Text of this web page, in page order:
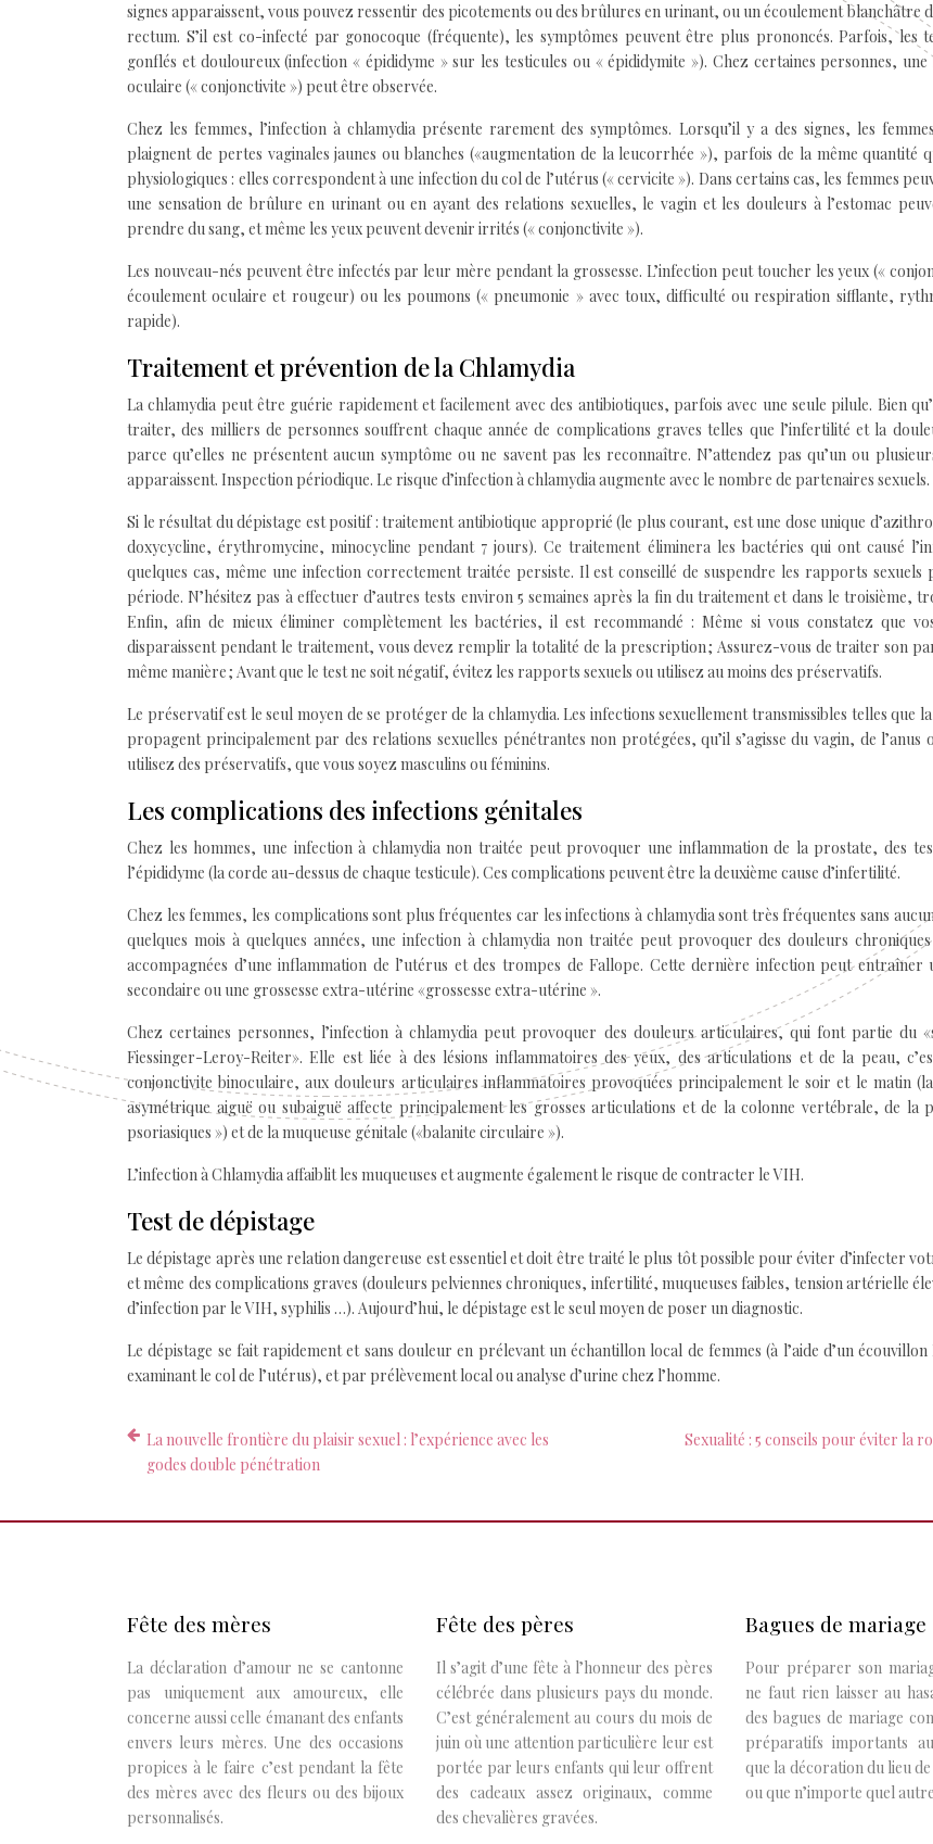
signes apparaissent, vous pouvez ressentir des picotements ou des brûlures en urinant, ou un écoulement blanchâtre
rectum. S’il est co-infecté par gonocoque (fréquente), les symptômes peuvent être plus prononcés. Parfois, les
gonflés et douloureux (infection « épididyme » sur les testicules ou « épididymite »). Chez certaines personnes,
oculaire (« conjonctivite ») peut être observée.
Chez les femmes, l’infection à chlamydia présente rarement des symptômes. Lorsqu’il y a des signes, les
plaignent de pertes vaginales jaunes ou blanches («augmentation de la leucorrhée »), parfois de la même quantité
physiologiques : elles correspondent à une infection du col de l’utérus (« cervicite »). Dans certains cas, les femmes
une sensation de brûlure en urinant ou en ayant des relations sexuelles, le vagin et les douleurs à l’estomac
prendre du sang, et même les yeux peuvent devenir irrités (« conjonctivite »).
Les nouveau-nés peuvent être infectés par leur mère pendant la grossesse. L’infection peut toucher les yeux («
écoulement oculaire et rougeur) ou les poumons (« pneumonie » avec toux, difficulté ou respiration sifflante,
rapide).
Traitement et prévention de la Chlamydia
La chlamydia peut être guérie rapidement et facilement avec des antibiotiques, parfois avec une seule pilule. Bien
traiter, des milliers de personnes souffrent chaque année de complications graves telles que l’infertilité et la
parce qu’elles ne présentent aucun symptôme ou ne savent pas les reconnaître. N’attendez pas qu’un ou
apparaissent. Inspection périodique. Le risque d’infection à chlamydia augmente avec le nombre de partenaires sexuels.
Si le résultat du dépistage est positif : traitement antibiotique approprié (le plus courant, est une dose unique
doxycycline, érythromycine, minocycline pendant 7 jours). Ce traitement éliminera les bactéries qui ont causé
quelques cas, même une infection correctement traitée persiste. Il est conseillé de suspendre les rapports sexuels
période. N’hésitez pas à effectuer d’autres tests environ 5 semaines après la fin du traitement et dans le troisième,
Enfin, afin de mieux éliminer complètement les bactéries, il est recommandé : Même si vous constatez que
disparaissent pendant le traitement, vous devez remplir la totalité de la prescription ; Assurez-vous de traiter son
même manière ; Avant que le test ne soit négatif, évitez les rapports sexuels ou utilisez au moins des préservatifs.
Le préservatif est le seul moyen de se protéger de la chlamydia. Les infections sexuellement transmissibles telles que
propagent principalement par des relations sexuelles pénétrantes non protégées, qu’il s’agisse du vagin, de l’anus
utilisez des préservatifs, que vous soyez masculins ou féminins.
Les complications des infections génitales
Chez les hommes, une infection à chlamydia non traitée peut provoquer une inflammation de la prostate, des
l’épididyme (la corde au-dessus de chaque testicule). Ces complications peuvent être la deuxième cause d’infertilité.
Chez les femmes, les complications sont plus fréquentes car les infections à chlamydia sont très fréquentes sans
quelques mois à quelques années, une infection à chlamydia non traitée peut provoquer des douleurs chroniques
accompagnées d’une inflammation de l’utérus et des trompes de Fallope. Cette dernière infection peut entraîner
secondaire ou une grossesse extra-utérine «grossesse extra-utérine ».
Chez certaines personnes, l’infection à chlamydia peut provoquer des douleurs articulaires, qui font partie du
Fiessinger-Leroy-Reiter». Elle est liée à des lésions inflammatoires des yeux, des articulations et de la peau,
conjonctivite binoculaire, aux douleurs articulaires inflammatoires provoquées principalement le soir et le matin
asymétrique aiguë ou subaiguë affecte principalement les grosses articulations et de la colonne vertébrale, de la
psoriasiques ») et de la muqueuse génitale («balanite circulaire »).
L’infection à Chlamydia affaiblit les muqueuses et augmente également le risque de contracter le VIH.
Test de dépistage
Le dépistage après une relation dangereuse est essentiel et doit être traité le plus tôt possible pour éviter d’infecter
et même des complications graves (douleurs pelviennes chroniques, infertilité, muqueuses faibles, tension artérielle
d’infection par le VIH, syphilis …). Aujourd’hui, le dépistage est le seul moyen de poser un diagnostic.
Le dépistage se fait rapidement et sans douleur en prélevant un échantillon local de femmes (à l’aide d’un
examinant le col de l’utérus), et par prélèvement local ou analyse d’urine chez l’homme.
La nouvelle frontière du plaisir sexuel : l’expérience avec les
godes double pénétration
Sexualité : 5 conseils pour éviter la
Fête des mères
La déclaration d’amour ne se cantonne
pas uniquement aux amoureux, elle
concerne aussi celle émanant des enfants
envers leurs mères. Une des occasions
propices à le faire c’est pendant la fête
des mères avec des fleurs ou des bijoux
personnalisés.
Fête des pères
Il s’agit d’une fête à l’honneur des pères
célébrée dans plusieurs pays du monde.
C’est généralement au cours du mois de
juin où une attention particulière leur est
portée par leurs enfants qui leur offrent
des cadeaux assez originaux, comme
des chevalières gravées.
Bagues de mariage
Pour préparer son
ne faut rien laisser au
des bagues de mariage
préparatifs importants
que la décoration du lieu
ou que n’importe quel